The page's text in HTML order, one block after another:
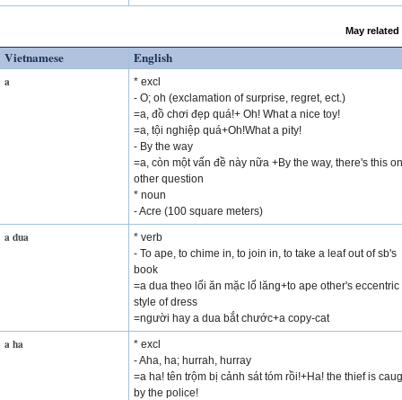
May
Vietnamese English
a
* excl
- O; oh (exclamation of surprise, regret, ect.)
=a, đồ chơi đẹp quá!+ Oh! What a nice toy!
=a, tội nghiệp quá+Oh!What a pity!
- By the way
=a, còn một vấn đề này nữa +By the way, there's this
other question
* noun
- Acre (100 square meters)
a dua
* verb
- To ape, to chime in, to join in, to take a leaf out of sb's
book
=a dua theo lối ăn mặc lố lăng+to ape other's eccentric
style of dress
=người hay a dua bắt chước+a copy-cat
a ha
* excl
- Aha, ha; hurrah, hurray
=a ha! tên trộm bị cảnh sát tóm rồi!+Ha! the thief is
by the police!